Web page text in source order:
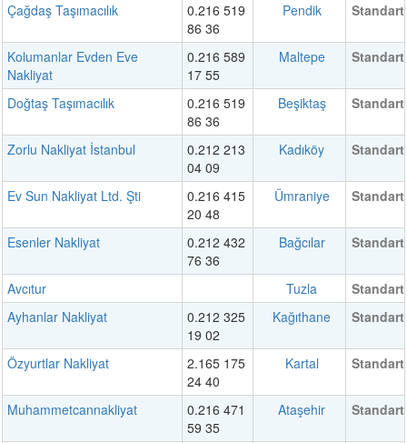
Çağdaş Taşımacılık
0.216 519
86 36
Pendik Standart
Kolumanlar Evden Eve
Nakliyat
0.216 589
17 55
Maltepe Standart
Doğtaş Taşımacılık
0.216 519
86 36
Beşiktaş Standart
Zorlu Nakliyat İstanbul
0.212 213
04 09
Kadıköy Standart
Ev Sun Nakliyat Ltd. Şti
0.216 415
20 48
Ümraniye Standart
Esenler Nakliyat
0.212 432
76 36
Bağcılar Standart
Avcıtur Tuzla
Standart
Ayhanlar Nakliyat
0.212 325
19 02
Kağıthane Standart
Özyurtlar Nakliyat
2.165 175
24 40
Kartal Standart
Muhammetcannakliyat
0.216 471
59 35
Ataşehir Standart